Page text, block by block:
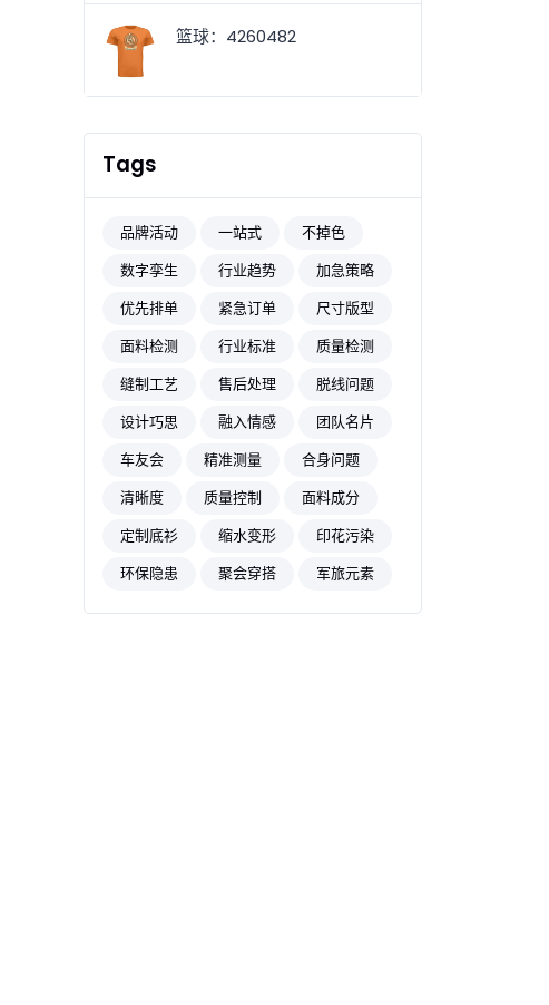
篮球：4260482
Tags
品牌活动 一站式
不掉色
数字孪生
行业趋势
加急策略
优先排单
紧急订单
尺寸版型
面料检测
行业标准
质量检测
缝制工艺
售后处理
脱线问题
设计巧思
融入情感
团队名片
车友会
精准测量
合身问题
清晰度
质量控制
面料成分
定制底衫
缩水变形
印花污染
环保隐患
聚会穿搭 军旅元素